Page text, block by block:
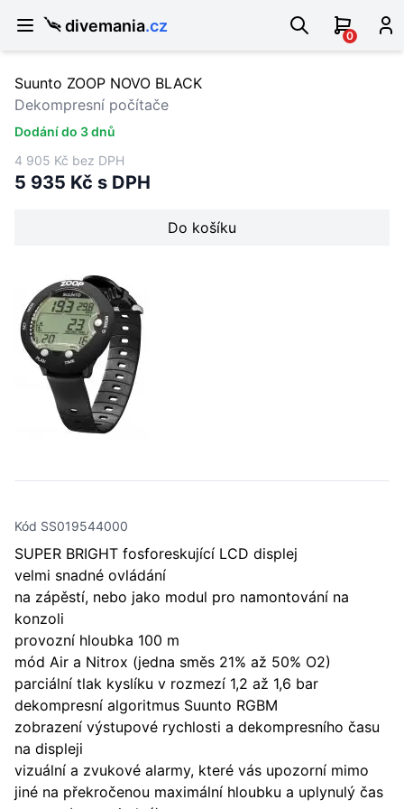
divemania.cz
0
Suunto ZOOP NOVO BLACK
Dekompresní počítače
Dodání do 3 dnů
4 905 Kč bez DPH
5 935 Kč s DPH
Do košíku
Kód SS019544000
SUPER BRIGHT fosforeskující LCD displej
velmi snadné ovládání
na zápěstí, nebo jako modul pro namontování na
konzoli
provozní hloubka 100 m
mód Air a Nitrox (jedna směs 21% až 50% O2)
parciální tlak kyslíku v rozmezí 1,2 až 1,6 bar
dekompresní algoritmus Suunto RGBM
zobrazení výstupové rychlosti a dekompresního času
na displeji
vizuální a zvukové alarmy, které vás upozorní mimo
jiné na překročenou maximální hloubku a uplynulý čas